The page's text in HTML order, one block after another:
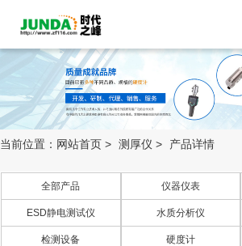
品牌中心
新闻动态
技术支持
当前位置： 网站首页 > 测厚仪 > 产品详情
全部产品 仪器仪表
ESD静电测试仪 水质分析仪
检测设备 硬度计